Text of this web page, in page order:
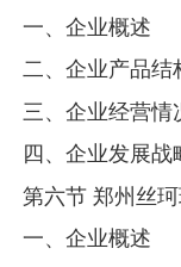
一、企业概述
二、企业产品结
三、企业经营情
四、企业发展战
第六节 郑州丝
一、企业概述